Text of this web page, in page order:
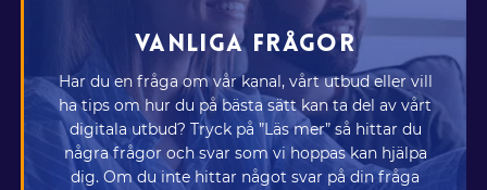
VANLIGA FRÅGOR
Har du en fråga om vår kanal, vårt utbud eller vill
ha tips om hur du på bästa sätt kan ta del av vårt
digitala utbud? Tryck på ”Läs mer” så hittar du
några frågor och svar som vi hoppas kan hjälpa
dig. Om du inte hittar något svar på din fråga